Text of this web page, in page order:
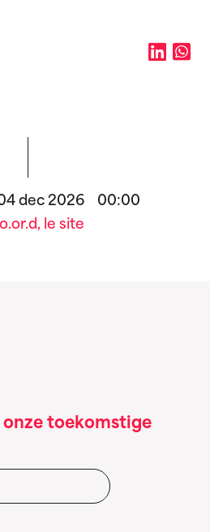
dec 2026 00:00
le site
onze toekomstige